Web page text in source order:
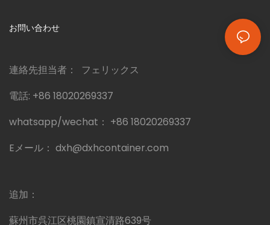
お問い合わせ
連絡先担当者： フェリックス
電話: +86 18020269337
whatsapp/wechat： +86 18020269337
Eメール： dxh@dxhcontainer.com
追加：
蘇州市呉江区桃園鎮宣清路639号